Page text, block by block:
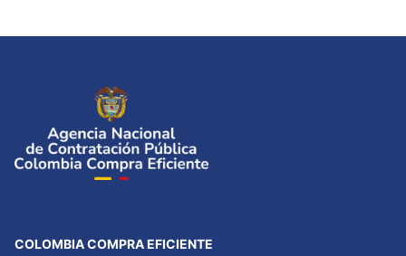
COLOMBIA COMPRA EFICIENTE